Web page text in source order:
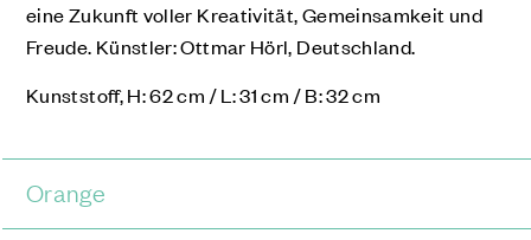
eine Zukunft voller Kreativität, Gemeinsamkeit und
Freude. Künstler: Ottmar Hörl, Deutschland.
Kunststoff, H: 62 cm / L: 31 cm / B: 32 cm
Orange